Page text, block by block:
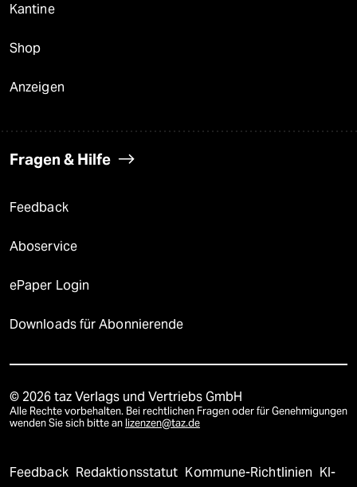
Kantine
Shop
Anzeigen
Fragen & Hilfe
Feedback
Aboservice
ePaper Login
Downloads für Abonnierende
© 2026 taz Verlags und Vertriebs GmbH
Alle Rechte vorbehalten. Bei rechtlichen Fragen oder für Genehmigungen
wenden Sie sich bitte an lizenzen@taz.de
Feedback Redaktionsstatut Kommune-Richtlinien KI-